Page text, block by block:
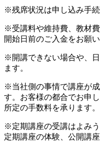
※残席状況は申し込み手
※受講料や維持費、教材
開始日前のご入金をお願い
※開講できない場合や、
ます。
※当社側の事情で講座が
す。お客様の都合でお申
所定の手数料を承ります。
※定期講座の受講はよみ
定期講座の体験、公開講